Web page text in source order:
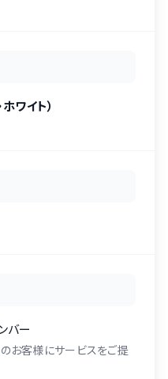
ワイト）
バー
お客様にサービスをご提